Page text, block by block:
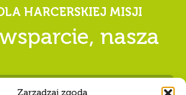
HARCERSKIEJ MISJI
nasza